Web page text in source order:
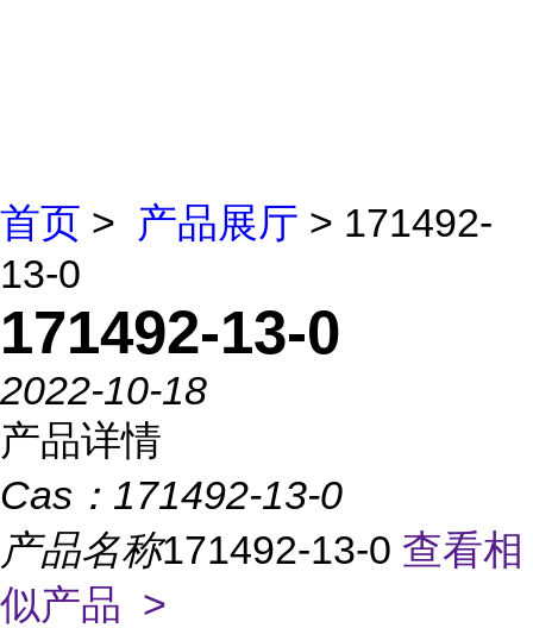
首页 > 产品展厅 > 171492-
13-0
171492-13-0
2022-10-18
产品详情
Cas： 171492-13-0
产品名称171492-13-0 查看相
似产品 >